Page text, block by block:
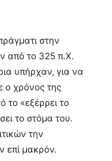
στην
από το 325 π.Χ.
υπήρχαν, για να
ο χρόνος της
«εξέρρει το
το στόμα του.
την
επί μακρόν.